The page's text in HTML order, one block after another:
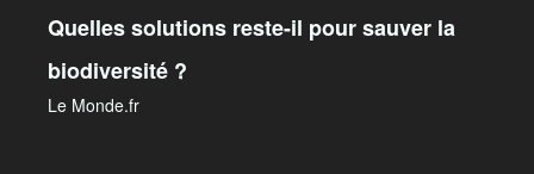
Quelles solutions reste-il pour sauver la
biodiversité ?
Le Monde.fr